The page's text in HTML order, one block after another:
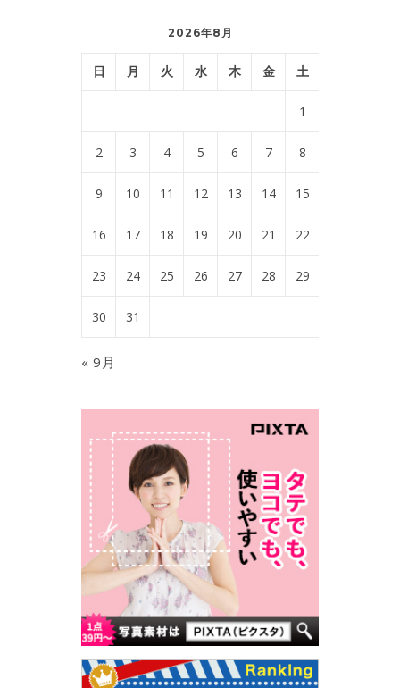
2026年8月
日 月 火 水 木 金 土
1
2 3 4 5 6 7 8
9 10 11 12 13 14 15
16 17 18 19 20 21 22
23 24 25 26 27 28 29
30 31
« 9月